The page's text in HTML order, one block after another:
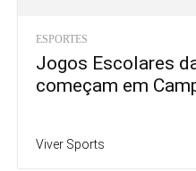
ESPORTES
Jogos Escolares
começam em
Viver Sports